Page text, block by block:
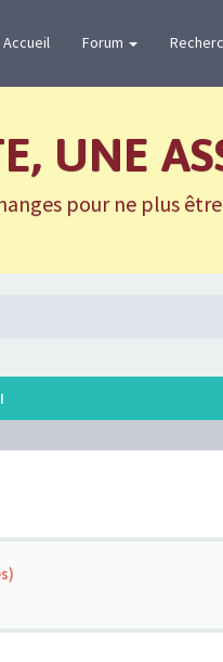
Accueil Forum
UNE
pour ne plus